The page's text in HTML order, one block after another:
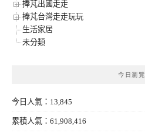
捧芃出國走走
捧芃台灣走走玩玩
生活家居
未分類
今日瀏覽
今日人氣：13,845
累積人氣：61,908,416